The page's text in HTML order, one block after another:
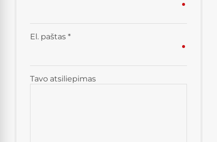
Tavo atsiliepimas
El. paštas *